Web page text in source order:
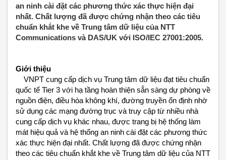
an ninh cài đặt các phương thức xác thực hiện đại
nhất. Chất lượng đã được chứng nhận theo các tiêu
chuẩn khắt khe về Trung tâm dữ liệu của NTT
Communications và DAS/UK với ISO/IEC 27001:2005.
Giới thiệu
VNPT cung cấp dịch vụ Trung tâm dữ liệu đạt tiêu chuẩn
quốc tế Tier 3 với hạ tầng hoàn thiện sẵn sàng dự phòng về
nguồn điện, điều hòa không khí, đường truyền ổn định nhờ
sử dụng các mạng đường trục và truy cập từ nhiều nhà
cung cấp dịch vụ khác nhau, được trang bị hệ thống làm
mát hiệu quả và hệ thống an ninh cài đặt các phương thức
xác thực hiện đại nhất. Chất lượng đã được chứng nhận
theo các tiêu chuẩn khắt khe về Trung tâm dữ liệu của NTT